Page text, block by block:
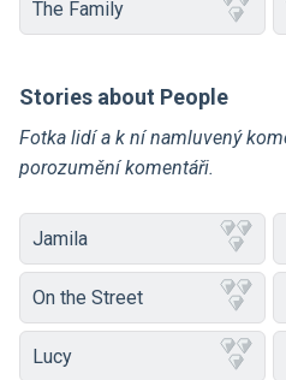
The Family
Stories about People
Fotka lidí a k ní namluvený
porozumění komentáři.
Jamila
On the Street
Lucy